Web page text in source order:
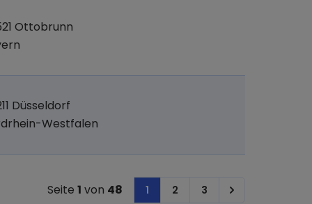
Ottobrunn
Düsseldorf
Westfalen
Seite 1 von 48 1 2 3 Next